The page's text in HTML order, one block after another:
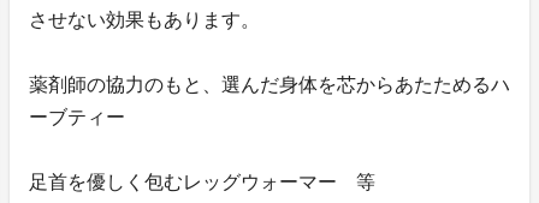
させない効果もあります。
薬剤師の協力のもと、選んだ身体を芯からあたためるハ
ーブティー
足首を優しく包むレッグウォーマー 等